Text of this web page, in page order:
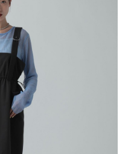
條碼／台灣大直營門市／銀行轉
費。
（以下簡稱本公司）所提供，讓
服務，並由商店將買賣／分期付款
公司帳單繳交帳款。
約關係目的，商店將以您的個人
灣大哥大進項蒐集、處理及利用，
之確認、核對及更正。
https://oppay.tw/userRule
後，將跳轉至「AFTEE先享後付」
即可完成結帳。
簡訊。
簡訊中的連結，可透過四大超商／
方視為交易完成。
費，但若您需要取消訂單，請聯絡
單仍視為有效，需透過AFTEE先享
之結帳頁面顯示為準，若有關於
關疑問，請聯繫「AFTEE先享後付
support/home
「AFTEE先享後付」服務完成之交
費
運費
運費
費